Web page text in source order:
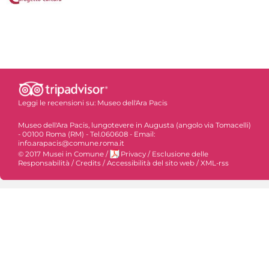
Leggi le recensioni su: Museo dell'Ara Pacis
Museo dell'Ara Pacis, lungotevere in Augusta (angolo via Tomacelli)
- 00100 Roma (RM) - Tel.060608 - Email:
info.arapacis@comune.roma.it
© 2017 Musei in Comune / Privacy / Esclusione delle
Responsabilità /Credits /Accessibilità del sito web /XML-rss